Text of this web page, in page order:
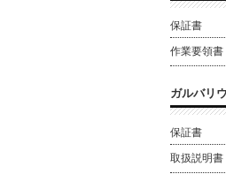
保証書
作業要領書
ガルバリ
保証書
取扱説明書